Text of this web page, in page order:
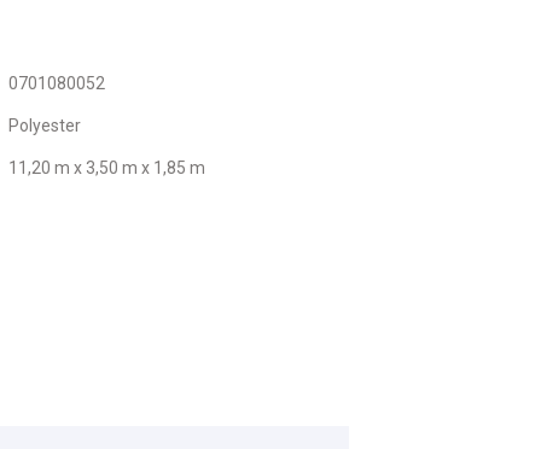
0701080052
Polyester
11,20 m x 3,50 m x 1,85 m